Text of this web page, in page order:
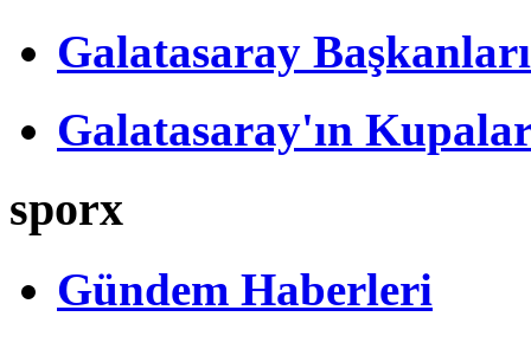
Galatasaray Başkanları
Galatasaray'ın
sporx
Gündem Haberleri